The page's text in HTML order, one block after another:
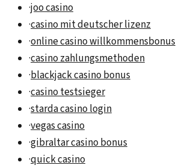
·joo casino
·casino mit deutscher lizenz
·online casino willkommensbonus
·casino zahlungsmethoden
·blackjack casino bonus
·casino testsieger
·starda casino login
·vegas casino
·gibraltar casino bonus
·quick casino